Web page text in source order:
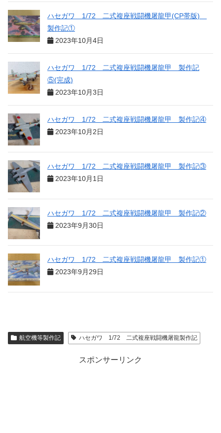
ハセガワ 1/72 二式複座戦闘機屠龍甲(CP帯版)
製作記①
2023年10月4日
ハセガワ 1/72 二式複座戦闘機屠龍甲 製作記
⑤(完成)
2023年10月3日
ハセガワ 1/72 二式複座戦闘機屠龍甲 製作記④
2023年10月2日
ハセガワ 1/72 二式複座戦闘機屠龍甲 製作記③
2023年10月1日
ハセガワ 1/72 二式複座戦闘機屠龍甲 製作記②
2023年9月30日
ハセガワ 1/72 二式複座戦闘機屠龍甲 製作記①
2023年9月29日
航空機等製作記 ハセガワ 1/72 二式複座戦闘機屠龍製作記
スポンサーリンク